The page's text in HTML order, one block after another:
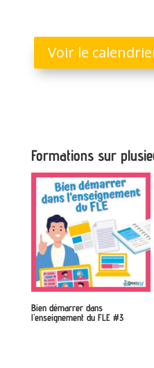
Voir le
Formations sur
Bien démarrer dans
l’enseignement du FLE #3